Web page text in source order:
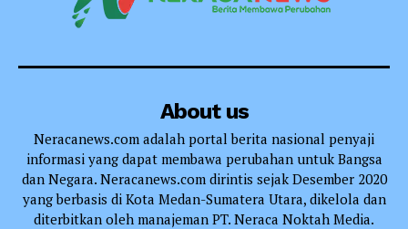
About us
Neracanews.com adalah portal berita nasional penyaji
informasi yang dapat membawa perubahan untuk Bangsa
dan Negara. Neracanews.com dirintis sejak Desember 2020
yang berbasis di Kota Medan-Sumatera Utara, dikelola dan
diterbitkan oleh manajeman PT. Neraca Noktah Media.